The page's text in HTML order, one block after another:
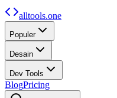
alltools.one
Populer
Desain
Dev Tools
BlogPricing